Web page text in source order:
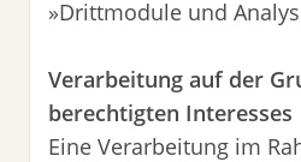
»Drittmodule und
Verarbeitung auf der
berechtigten Interesses
Eine Verarbeitung im